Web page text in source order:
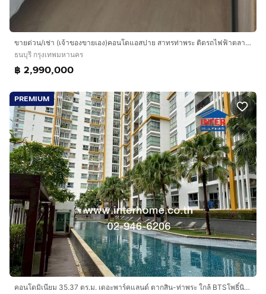
ขายด่วน/เช่า (เจ้าของขายเอง)คอนโดแอสปาย สาทรท่าพระ ติดรถไฟฟ้าตลาดพลู
ธนบุรี กรุงเทพมหานคร
฿ 2,990,000
PREMIUM
คอนโดมิเนียม 35.37 ตร.ม. เดอะพาร์คแลนด์ ตากสิน-ท่าพระ ใกล้ BTSโพธิ์นิมิตร ถนนราชพฤกษ์ ถนนสมเด็จพระเจ้าตากสิน ถนนตากสิส22 เขตธนบุรี กรุงเทพ